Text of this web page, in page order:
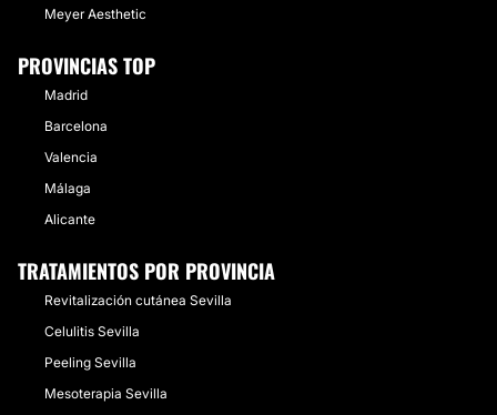
Meyer Aesthetic
PROVINCIAS TOP
Madrid
Barcelona
Valencia
Málaga
Alicante
TRATAMIENTOS POR PROVINCIA
Revitalización cutánea Sevilla
Celulitis Sevilla
Peeling Sevilla
Mesoterapia Sevilla